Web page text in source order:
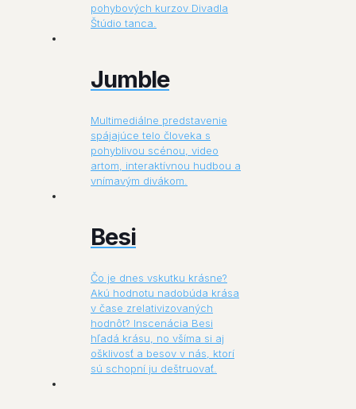
pohybových kurzov Divadla
Štúdio tanca.
Jumble
Multimediálne predstavenie
spájajúce telo človeka s
pohyblivou scénou, video
artom, interaktívnou hudbou a
vnímavým divákom.
Besi
Čo je dnes vskutku krásne?
Akú hodnotu nadobúda krása
v čase zrelativizovaných
hodnôt? Inscenácia Besi
hľadá krásu, no všíma si aj
ošklivosť a besov v nás, ktorí
sú schopní ju deštruovať.